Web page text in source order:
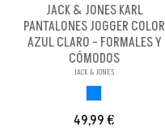
JACK & JONES KARL
PANTALONES JOGGER COLOR
AZUL CLARO - FORMALES Y
CÓMODOS
JACK & JONES
49,99 €